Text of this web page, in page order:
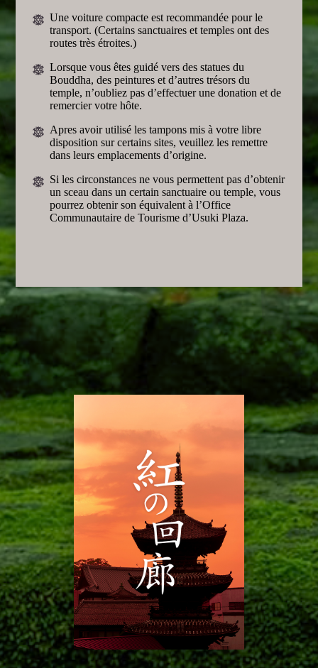
Une voiture compacte est recommandée pour le
transport. (Certains sanctuaires et temples ont des
routes très étroites.)
Lorsque vous êtes guidé vers des statues du
Bouddha, des peintures et d’autres trésors du
temple, n’oubliez pas d’effectuer une donation et de
remercier votre hôte.
Apres avoir utilisé les tampons mis à votre libre
disposition sur certains sites, veuillez les remettre
dans leurs emplacements d’origine.
Si les circonstances ne vous permettent pas d’obtenir
un sceau dans un certain sanctuaire ou temple, vous
pourrez obtenir son équivalent à l’Office
Communautaire de Tourisme d’Usuki Plaza.